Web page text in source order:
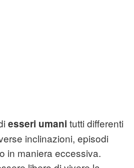
esseri umani tutti differenti
inclinazioni, episodi
in maniera eccessiva.